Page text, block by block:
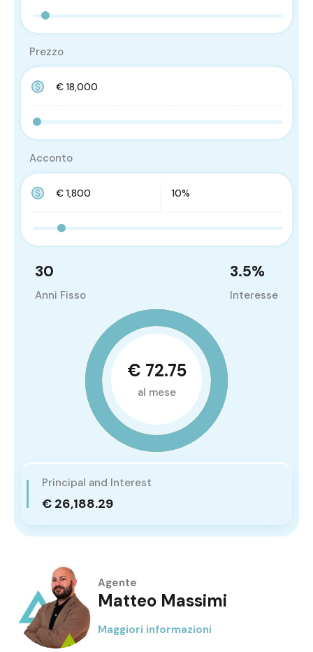
Prezzo
Acconto
30
Anni Fisso
3.5%
Interesse
€ 72.75
al mese
Principal and Interest
€ 26,188.29
Agente
Matteo Massimi
Maggiori informazioni